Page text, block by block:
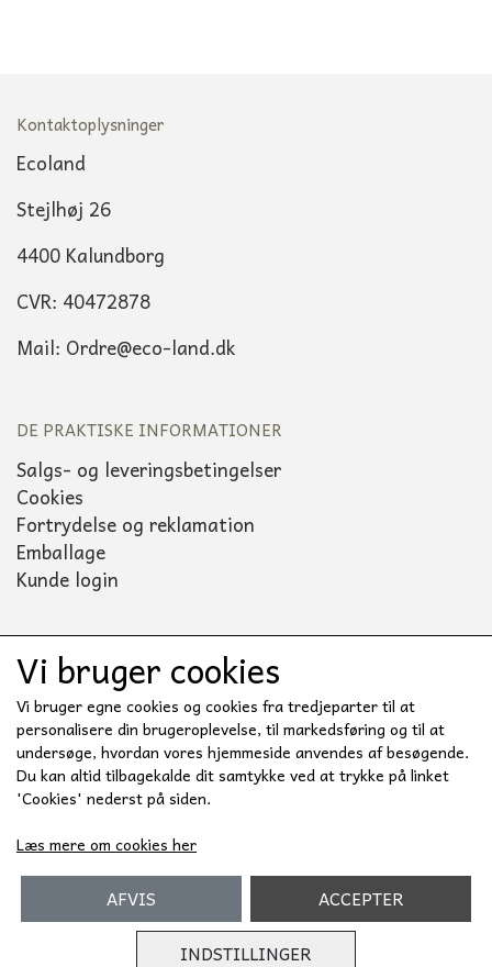
Kontaktoplysninger
Ecoland
Stejlhøj 26
4400 Kalundborg
CVR: 40472878
Mail: Ordre@eco-land.dk
DE PRAKTISKE INFORMATIONER
Salgs- og leveringsbetingelser
Cookies
Fortrydelse og reklamation
Emballage
Kunde login
Sociale medier
Vi bruger cookies
Vi bruger egne cookies og cookies fra tredjeparter til at
personalisere din brugeroplevelse, til markedsføring og til at
undersøge, hvordan vores hjemmeside anvendes af besøgende.
Du kan altid tilbagekalde dit samtykke ved at trykke på linket
'Cookies' nederst på siden.
Læs mere om cookies her
INDSTILLINGER
AFVIS ACCEPTER